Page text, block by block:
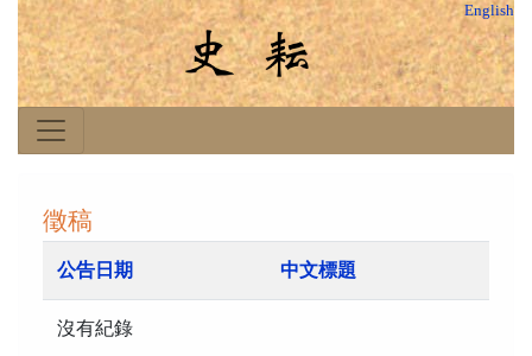
English
徵稿
公告日期 中文標題
沒有紀錄